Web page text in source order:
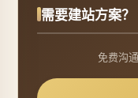
需要建站方案？
免费沟